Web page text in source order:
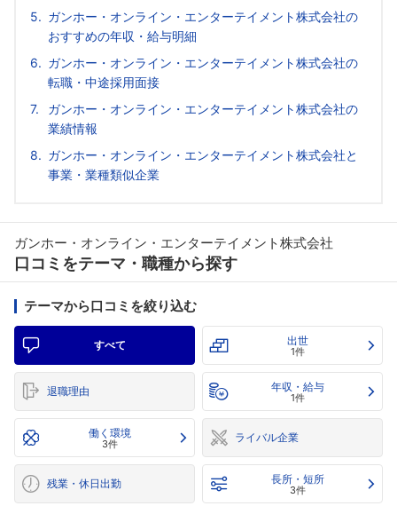
ガンホー・オンライン・エンターテイメント株式会社の
おすすめの年収・給与明細
ガンホー・オンライン・エンターテイメント株式会社の
転職・中途採用面接
ガンホー・オンライン・エンターテイメント株式会社の
業績情報
ガンホー・オンライン・エンターテイメント株式会社と
事業・業種類似企業
ガンホー・オンライン・エンターテイメント株式会社
口コミをテーマ・職種から探す
テーマから口コミを絞り込む
すべて 出世
1件
退職理由 年収・給与
1件
働く環境
3件 ライバル企業
残業・休日出勤 長所・短所
3件